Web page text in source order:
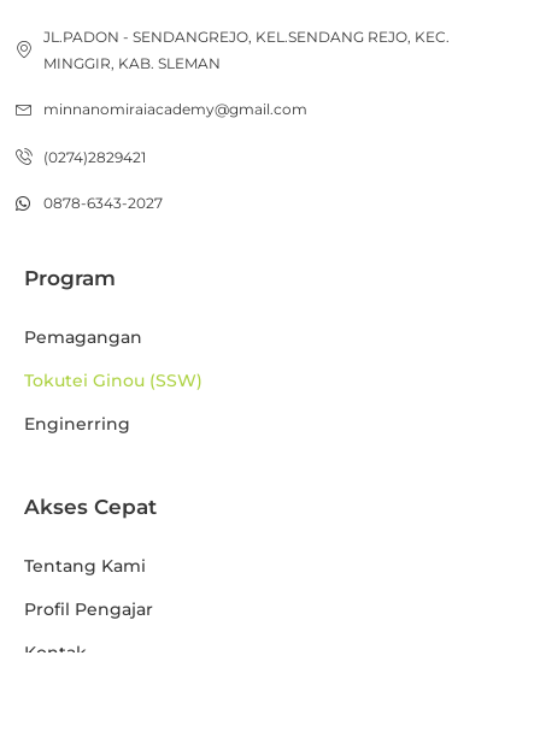
JL.PADON - SENDANGREJO, KEL.SENDANG REJO, KEC.
MINGGIR, KAB. SLEMAN
minnanomiraiacademy@gmail.com
(0274)2829421
0878-6343-2027
Program
Pemagangan
Tokutei Ginou (SSW)
Enginerring
Akses Cepat
Tentang Kami
Profil Pengajar
Kontak